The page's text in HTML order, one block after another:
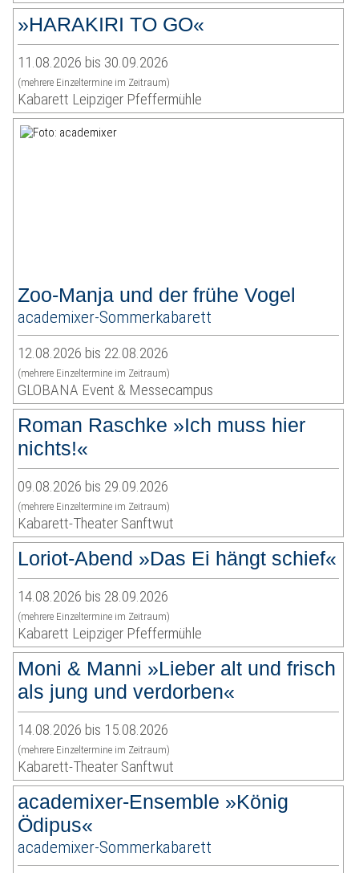
»HARAKIRI TO GO«
11.08.2026 bis 30.09.2026
(mehrere Einzeltermine im Zeitraum)
Kabarett Leipziger Pfeffermühle
Zoo-Manja und der frühe Vogel
academixer-Sommerkabarett
12.08.2026 bis 22.08.2026
(mehrere Einzeltermine im Zeitraum)
GLOBANA Event & Messecampus
Roman Raschke »Ich muss hier
nichts!«
09.08.2026 bis 29.09.2026
(mehrere Einzeltermine im Zeitraum)
Kabarett-Theater Sanftwut
Loriot-Abend »Das Ei hängt schief«
14.08.2026 bis 28.09.2026
(mehrere Einzeltermine im Zeitraum)
Kabarett Leipziger Pfeffermühle
Moni & Manni »Lieber alt und frisch
als jung und verdorben«
14.08.2026 bis 15.08.2026
(mehrere Einzeltermine im Zeitraum)
Kabarett-Theater Sanftwut
academixer-Ensemble »König
Ödipus«
academixer-Sommerkabarett